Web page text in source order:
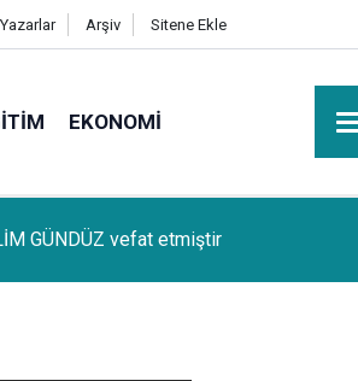
Yazarlar Arşiv Sitene Ekle
EKONOMI
kaybetti